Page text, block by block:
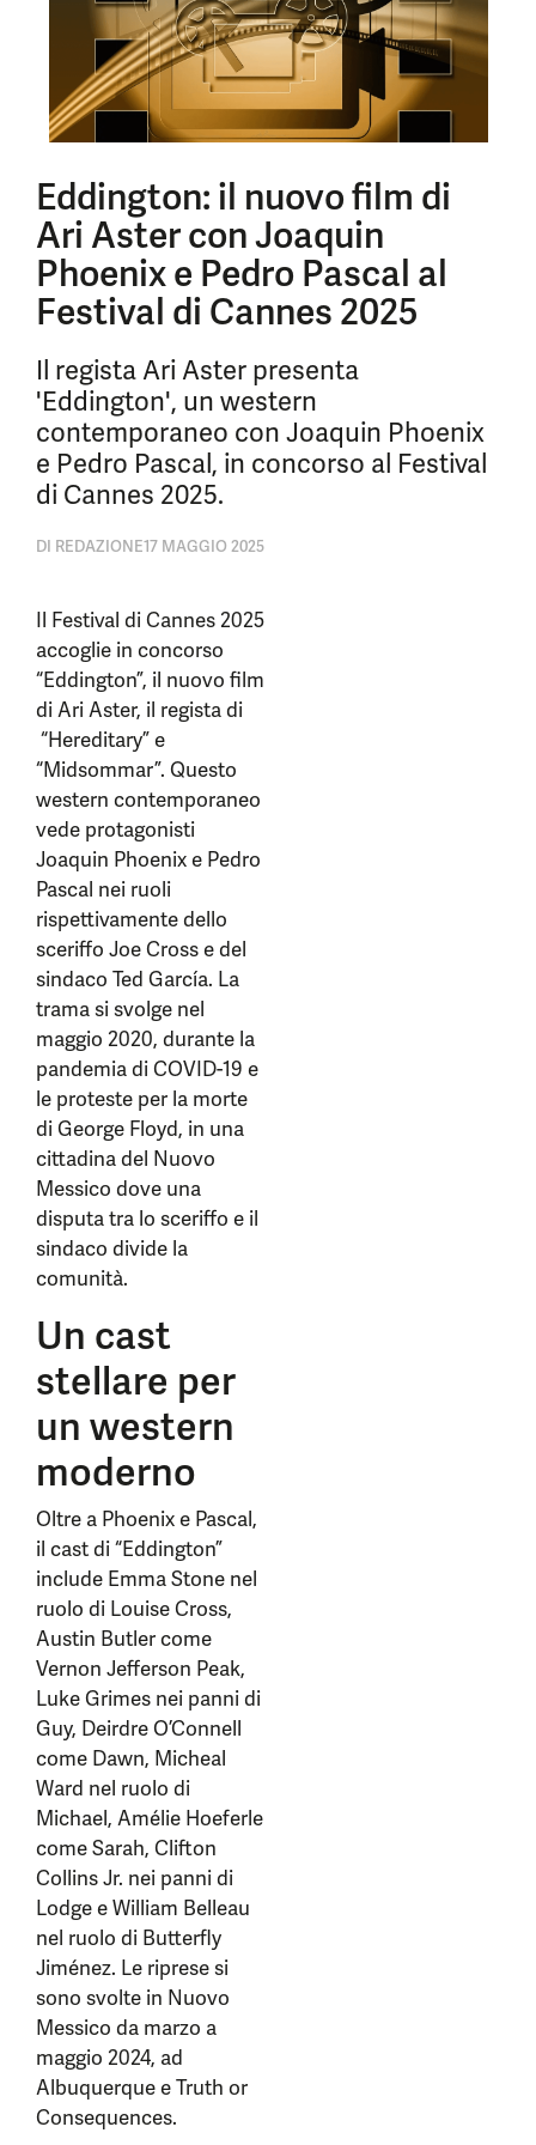
Eddington: il nuovo film di
Ari Aster con Joaquin
Phoenix e Pedro Pascal al
Festival di Cannes 2025
Il regista Ari Aster presenta
'Eddington', un western
contemporaneo con Joaquin Phoenix
e Pedro Pascal, in concorso al Festival
di Cannes 2025.
DI REDAZIONE17 MAGGIO 2025
Il Festival di Cannes 2025
accoglie in concorso
“Eddington”, il nuovo film
di Ari Aster, il regista di
“Hereditary” e
“Midsommar”. Questo
western contemporaneo
vede protagonisti
Joaquin Phoenix e Pedro
Pascal nei ruoli
rispettivamente dello
sceriffo Joe Cross e del
sindaco Ted García. La
trama si svolge nel
maggio 2020, durante la
pandemia di COVID-19 e
le proteste per la morte
di George Floyd, in una
cittadina del Nuovo
Messico dove una
disputa tra lo sceriffo e il
sindaco divide la
comunità.
Un cast
stellare per
un western
moderno
Oltre a Phoenix e Pascal,
il cast di “Eddington”
include Emma Stone nel
ruolo di Louise Cross,
Austin Butler come
Vernon Jefferson Peak,
Luke Grimes nei panni di
Guy, Deirdre O’Connell
come Dawn, Micheal
Ward nel ruolo di
Michael, Amélie Hoeferle
come Sarah, Clifton
Collins Jr. nei panni di
Lodge e William Belleau
nel ruolo di Butterfly
Jiménez. Le riprese si
sono svolte in Nuovo
Messico da marzo a
maggio 2024, ad
Albuquerque e Truth or
Consequences.